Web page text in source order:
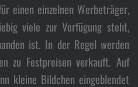
einen einzelnen Werbeträger,
viele zur Verfügung steht,
ist. In der Regel werden
zu Festpreisen verkauft. Auf
kleine Bildchen eingeblendet